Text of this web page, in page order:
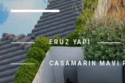
ERUZ YAPI
CASAMARIN MAVI